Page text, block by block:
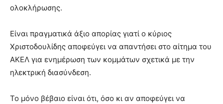
ολοκλήρωσης.
Είναι πραγματικά άξιο απορίας γιατί ο κύριος
Χριστοδουλίδης αποφεύγει να απαντήσει στο αίτημα του
ΑΚΕΛ για ενημέρωση των κομμάτων σχετικά με την
ηλεκτρική διασύνδεση.
Το μόνο βέβαιο είναι ότι, όσο κι αν αποφεύγει να